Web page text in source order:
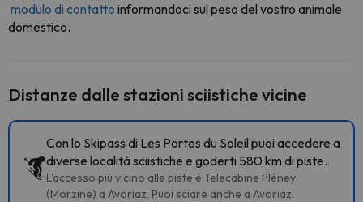
modulo di contatto informandoci sul peso del vostro animale
domestico.
Distanze dalle stazioni sciistiche vicine
Con lo Skipass di Les Portes du Soleil puoi accedere a
diverse località sciistiche e goderti 580 km di piste.
L'accesso più vicino alle piste è Telecabine Pléney
(Morzine) a Avoriaz. Puoi sciare anche a Avoriaz.